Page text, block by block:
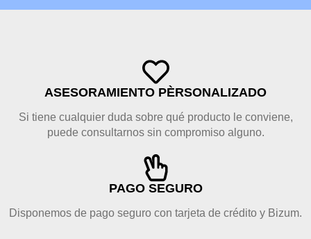
ASESORAMIENTO PÈRSONALIZADO
Si tiene cualquier duda sobre qué producto le conviene,
puede consultarnos sin compromiso alguno.
PAGO SEGURO
Disponemos de pago seguro con tarjeta de crédito y Bizum.